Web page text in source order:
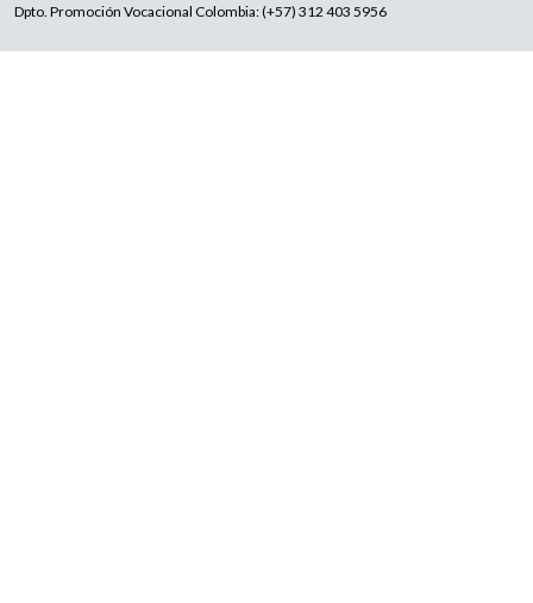
Dpto. Promoción Vocacional Colombia: (+57) 312 403 5956